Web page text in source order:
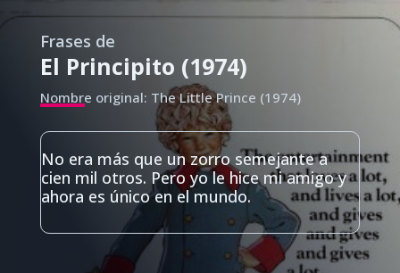
Frases de
El Principito (1974)
Nombre original: The Little Prince (1974)
No era más que un zorro semejante a
cien mil otros. Pero yo le hice mi amigo y
ahora es único en el mundo.